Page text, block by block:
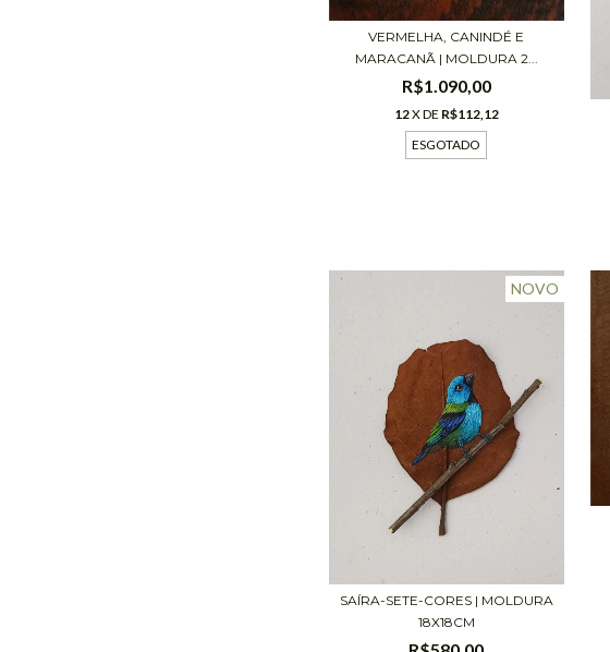
VERMELHA, CANINDÉ E
MARACANÃ | MOLDURA 2...
R$1.090,00
12X DE R$112,12
ESGOTADO
NOVO
SAÍRA-SETE-CORES | MOLDURA
18X18CM